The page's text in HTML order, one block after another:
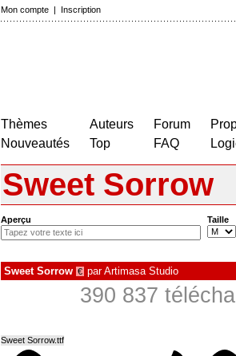
Mon compte | Inscription
Thèmes
Nouveautés
Auteurs
Top
Forum
FAQ
Sweet Sorrow
Aperçu Taille
Sweet Sorrow € parArtimasa Studio
390 837
Sweet Sorrow.ttf